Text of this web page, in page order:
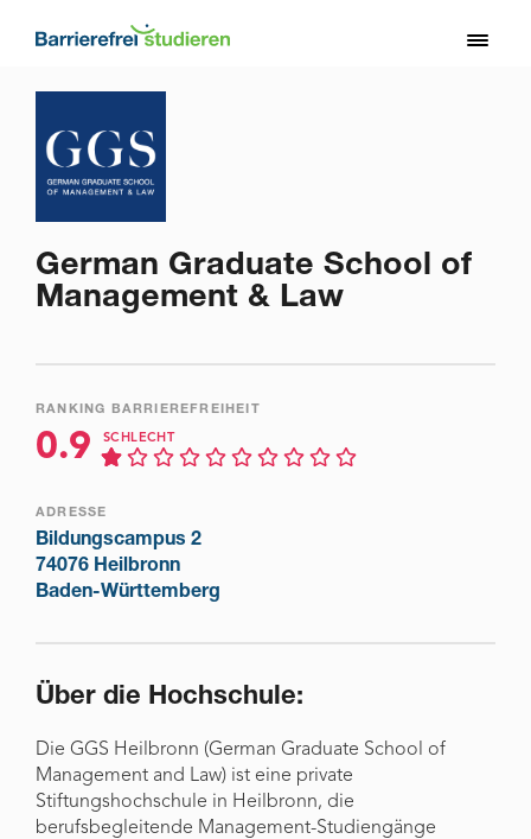
German Graduate School of
Management & Law
RANKING BARRIEREFREIHEIT
0.9 SCHLECHT
ADRESSE
Bildungscampus 2
74076 Heilbronn
Baden-Württemberg
Über die Hochschule:
Die GGS Heilbronn (German Graduate School of
Management and Law) ist eine private
Stiftungshochschule in Heilbronn, die
berufsbegleitende Management-Studiengänge